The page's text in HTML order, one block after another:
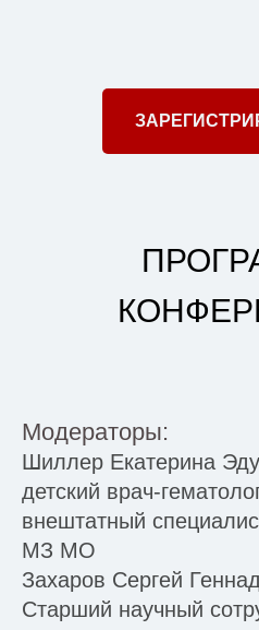
Модераторы:
Шиллер Екатерина
детский врач-
внештатный
МЗ МО
Захаров Сергей
Старший научный